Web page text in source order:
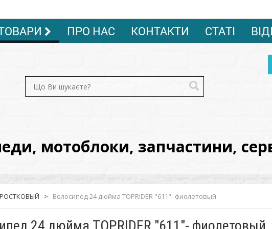
ПРО НАС КОНТАКТИ СТАТІ
мотоблоки, запчастини,
> Велосипед 24 дюйма TOPRIDER "611"- фиолетовый